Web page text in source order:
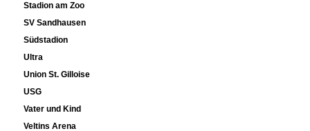
Stadion am Zoo
SV Sandhausen
Südstadion
Ultra
Union St. Gilloise
USG
Vater und Kind
Veltins Arena